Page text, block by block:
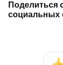
Поделиться
социальных